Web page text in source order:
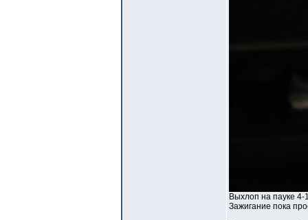
Выхлоп на пауке
Зажигание пока